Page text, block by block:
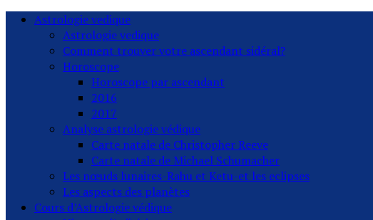
Astrologie vedique
Astrologie vedique
Comment trouver votre ascendant sidéral?
Horoscope
Horoscope par ascendant
2016
2017
Analyse astrologie védique
Carte natale de Christopher Reeve
Carte natale de Michael Schumacher
Les nœuds lunaires-Rahu et Ketu-et les eclipses
Les aspects des planètes
Cours d’Astrologie védique